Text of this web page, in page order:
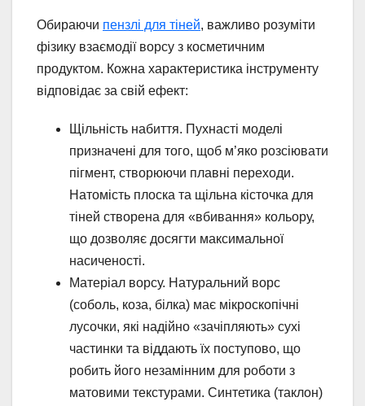
Обираючи пензлі для тіней, важливо розуміти
фізику взаємодії ворсу з косметичним
продуктом. Кожна характеристика інструменту
відповідає за свій ефект:
Щільність набиття. Пухнасті моделі
призначені для того, щоб м’яко розсіювати
пігмент, створюючи плавні переходи.
Натомість плоска та щільна кісточка для
тіней створена для «вбивання» кольору,
що дозволяє досягти максимальної
насиченості.
Матеріал ворсу. Натуральний ворс
(соболь, коза, білка) має мікроскопічні
лусочки, які надійно «зачіпляють» сухі
частинки та віддають їх поступово, що
робить його незамінним для роботи з
матовими текстурами. Синтетика (таклон)